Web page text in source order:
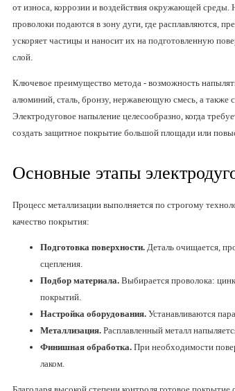
от износа, коррозии и воздействия окружающей среды.
проволоки подаются в зону дуги, где расплавляются,
ускоряет частицы и наносит их на подготовленную
слой.
Ключевое преимущество метода - возможность
алюминий, сталь, бронзу, нержавеющую смесь, а также
Электродуговое напыление целесообразно, когда
создать защитное покрытие большой площади или
Основные этапы
Процесс металлизации выполняется по строгому
качество покрытия:
Подготовка поверхности. Деталь очищается,
сцепления.
Подбор материала. Выбирается проволока:
покрытий.
Настройка оборудования. Устанавливаются
Металлизация. Расплавленный металл
Финишная обработка. При необходимости
лаком.